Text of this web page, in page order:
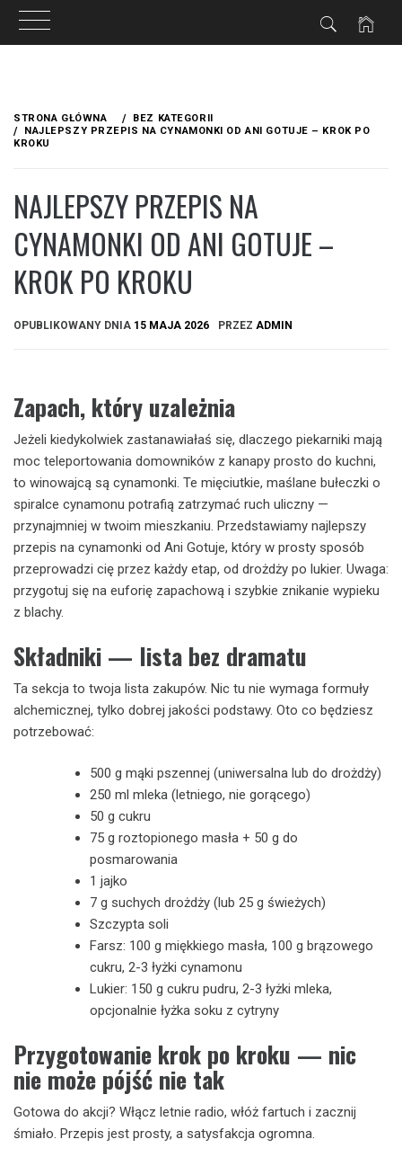
treści
STRONA GŁÓWNA
BEZ KATEGORII
NAJLEPSZY PRZEPIS NA CYNAMONKI OD ANI GOTUJE – KROK PO
KROKU
NAJLEPSZY PRZEPIS NA
CYNAMONKI OD ANI GOTUJE –
KROK PO KROKU
OPUBLIKOWANY DNIA 15 MAJA 2026 PRZEZ ADMIN
Zapach, który uzależnia
Jeżeli kiedykolwiek zastanawiałaś się, dlaczego piekarniki mają
moc teleportowania domowników z kanapy prosto do kuchni,
to winowajcą są cynamonki. Te mięciutkie, maślane bułeczki o
spiralce cynamonu potrafią zatrzymać ruch uliczny —
przynajmniej w twoim mieszkaniu. Przedstawiamy najlepszy
przepis na cynamonki od Ani Gotuje, który w prosty sposób
przeprowadzi cię przez każdy etap, od drożdży po lukier. Uwaga:
przygotuj się na euforię zapachową i szybkie znikanie wypieku
z blachy.
Składniki — lista bez dramatu
Ta sekcja to twoja lista zakupów. Nic tu nie wymaga formuły
alchemicznej, tylko dobrej jakości podstawy. Oto co będziesz
potrzebować:
500 g mąki pszennej (uniwersalna lub do drożdży)
250 ml mleka (letniego, nie gorącego)
50 g cukru
75 g roztopionego masła + 50 g do
posmarowania
1 jajko
7 g suchych drożdży (lub 25 g świeżych)
Szczypta soli
Farsz: 100 g miękkiego masła, 100 g brązowego
cukru, 2-3 łyżki cynamonu
Lukier: 150 g cukru pudru, 2-3 łyżki mleka,
opcjonalnie łyżka soku z cytryny
Przygotowanie krok po kroku — nic
nie może pójść nie tak
Gotowa do akcji? Włącz letnie radio, włóż fartuch i zacznij
śmiało. Przepis jest prosty, a satysfakcja ogromna.